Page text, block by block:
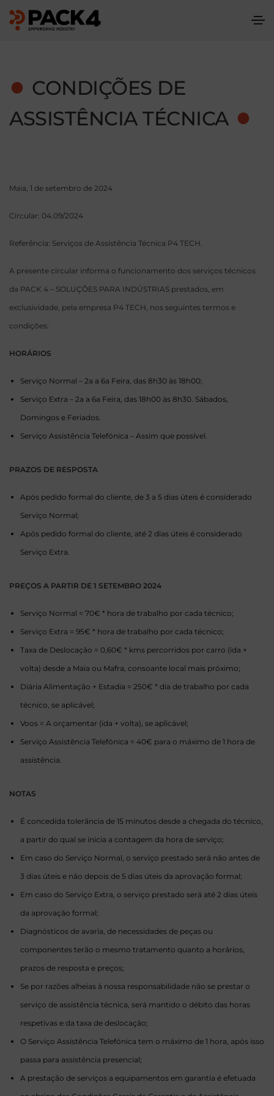
● CONDIÇÕES DE
ASSISTÊNCIA TÉCNICA ●
Maia, 1 de setembro de 2024
Circular: 04.09/2024
Referência: Serviços de Assistência Técnica P4 TECH.
A presente circular informa o funcionamento dos serviços técnicos
da PACK 4 – SOLUÇÕES PARA INDÚSTRIAS prestados, em
exclusividade, pela empresa P4 TECH, nos seguintes termos e
condições:
HORÁRIOS
Serviço Normal – 2a a 6a Feira, das 8h30 às 18h00;
Serviço Extra – 2a a 6a Feira, das 18h00 às 8h30. Sábados,
Domingos e Feriados.
Serviço Assistência Telefónica – Assim que possível.
PRAZOS DE RESPOSTA
Após pedido formal do cliente, de 3 a 5 dias úteis é considerado
Serviço Normal;
Após pedido formal do cliente, até 2 dias úteis é considerado
Serviço Extra.
PREÇOS A PARTIR DE 1 SETEMBRO 2024
Serviço Normal = 70€ * hora de trabalho por cada técnico;
Serviço Extra = 95€ * hora de trabalho por cada técnico;
Taxa de Deslocação = 0,60€ * kms percorridos por carro (ida +
volta) desde a Maia ou Mafra, consoante local mais próximo;
Diária Alimentação + Estadia = 250€ * dia de trabalho por cada
técnico, se aplicável;
Voos = A orçamentar (ida + volta), se aplicável;
Serviço Assistência Telefónica = 40€ para o máximo de 1 hora de
assistência.
NOTAS
É concedida tolerância de 15 minutos desde a chegada do técnico,
a partir do qual se inicia a contagem da hora de serviço;
Em caso do Serviço Normal, o serviço prestado será não antes de
3 dias úteis e não depois de 5 dias úteis da aprovação formal;
Em caso do Serviço Extra, o serviço prestado será até 2 dias úteis
da aprovação formal;
Diagnósticos de avaria, de necessidades de peças ou
componentes terão o mesmo tratamento quanto a horários,
prazos de resposta e preços;
Se por razões alheias à nossa responsabilidade não se prestar o
serviço de assistência técnica, será mantido o débito das horas
respetivas e da taxa de deslocação;
O Serviço Assistência Telefónica tem o máximo de 1 hora, após isso
passa para assistência presencial;
A prestação de serviços a equipamentos em garantia é efetuada